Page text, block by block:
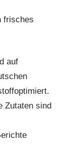
frisches
auf
Zutaten sind